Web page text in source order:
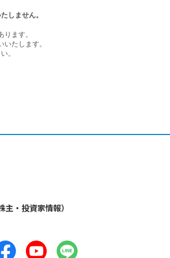
しません。
ます。
たします。
。
主・投資家情報）